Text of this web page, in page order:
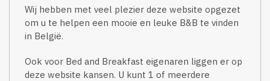
Wij hebben met veel plezier deze website opgezet
om u te helpen een mooie en leuke B&B te vinden
in België.
Ook voor Bed and Breakfast eigenaren liggen er op
deze website kansen. U kunt 1 of meerdere